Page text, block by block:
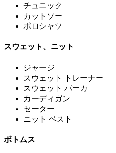
チュニック
カットソー
ポロシャツ
スウェット、ニット
ジャージ
スウェット トレーナー
スウェット パーカ
カーディガン
セーター
ニット ベスト
ボトムス